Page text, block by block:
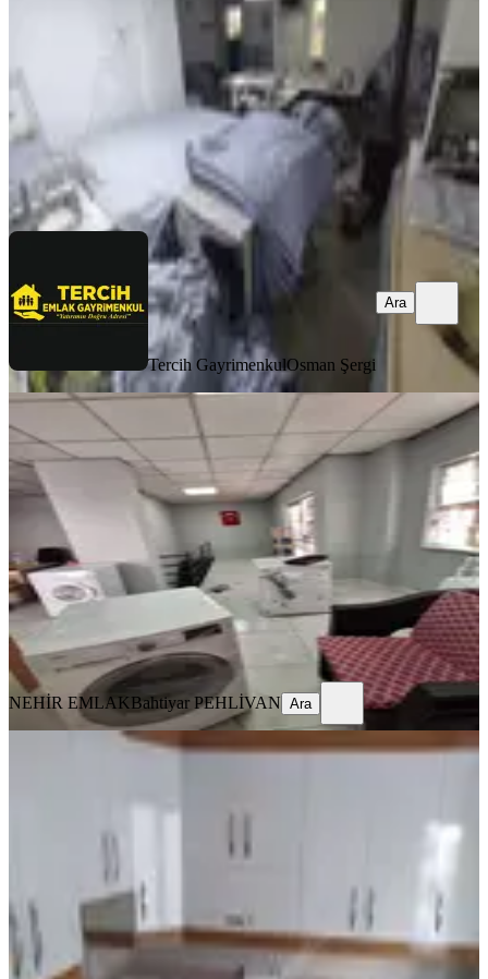
1 Oda· 210 m² Bahçe katı
2.980.000 ₺
Tercih Gayrimenkul Osman Şergi
Ara
Tercih GayrimenkulOsman Şergi
Ara
Nehirden Muratdede Mahallesinde
Satılık İşyeri
Merkezefendi, Muratdede Mahallesi
1 Oda
91 m²· Düz Giriş (Zemin) 02.07.2026
2.950.000 ₺
NEHİR EMLAK Bahtiyar PEHLİVAN
Ara
NEHİR EMLAKBahtiyar PEHLİVAN Ara
Saltak Cadde Üzeri Satılık 140 M2
3.250.000 ₺